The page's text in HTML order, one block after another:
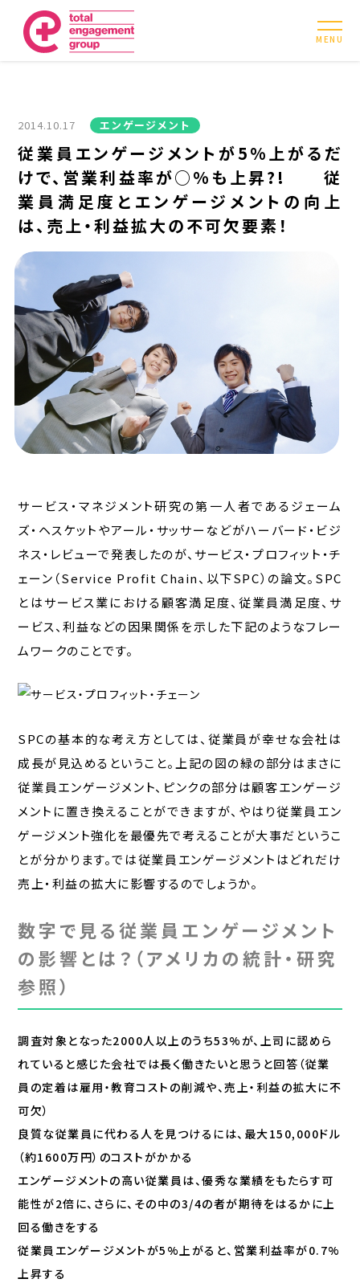
MENU
2014.10.17 エンゲージメント
従業員エンゲージメントが5%上がるだ
けで、営業利益率が○%も上昇?! 従
業員満足度とエンゲージメントの向上
は、売上・利益拡大の不可欠要素！
サービス・マネジメント研究の第一人者であるジェーム
ズ・ヘスケットやアール・サッサーなどがハーバード・ビジ
ネス・レビューで発表したのが、サービス・プロフィット・チ
ェーン（Service Profit Chain、以下SPC）の論文。SPC
とはサービス業における顧客満足度、従業員満足度、サ
ービス、利益などの因果関係を示した下記のようなフレー
ムワークのことです。
SPCの基本的な考え方としては、従業員が幸せな会社は
成長が見込めるということ。上記の図の緑の部分はまさに
従業員エンゲージメント、ピンクの部分は顧客エンゲージ
メントに置き換えることができますが、やはり従業員エン
ゲージメント強化を最優先で考えることが大事だというこ
とが分かります。では従業員エンゲージメントはどれだけ
売上・利益の拡大に影響するのでしょうか。
数字で見る従業員エンゲージメント
の影響とは？（アメリカの統計・研究
参照）
調査対象となった2000人以上のうち53%が、上司に認めら
れていると感じた会社では長く働きたいと思うと回答（従業
員の定着は雇用・教育コストの削減や、売上・利益の拡大に不
可欠）
良質な従業員に代わる人を見つけるには、最大150,000ドル
（約1600万円）のコストがかかる
エンゲージメントの高い従業員は、優秀な業績をもたらす可
能性が2倍に、さらに、その中の3/4の者が期待をはるかに上
回る働きをする
従業員エンゲージメントが5%上がると、営業利益率が0.7%
上昇する